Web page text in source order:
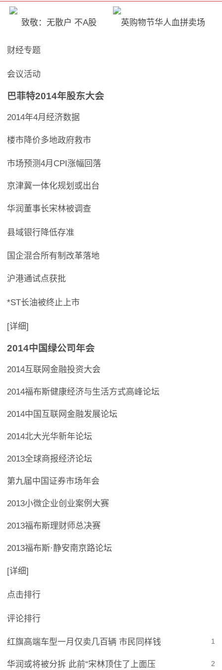
致敬：无散户 不A股 英购物节华人血拼卖场
财经专题
会议活动
巴菲特2014年股东大会
2014年4月经济数据
楼市降价多地政府救市
市场预测4月CPI涨幅回落
京津冀一体化规划或出台
华润董事长宋林被调查
县域银行降低存准
国企混合所有制改革落地
沪港通试点获批
*ST长油被终止上市
[详细]
2014中国绿公司年会
2014互联网金融投资大会
2014福布斯健康经济与生活方式高峰论坛
2014中国互联网金融发展论坛
2014北大光华新年论坛
2013全球商报经济论坛
第九届中国证券市场年会
2013小微企业创业案例大赛
2013福布斯理财师总决赛
2013福布斯·静安南京路论坛
[详细]
点击排行
评论排行
1
红旗高端车型一月仅卖几百辆 市民同样钱
2
华润或将被分拆 此前“宋林顶住了上面压